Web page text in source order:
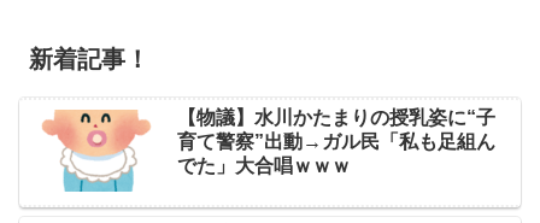
新着記事！
【物議】水川かたまりの授乳姿に“子
育て警察”出動→ガル民「私も足組ん
でた」大合唱ｗｗｗ